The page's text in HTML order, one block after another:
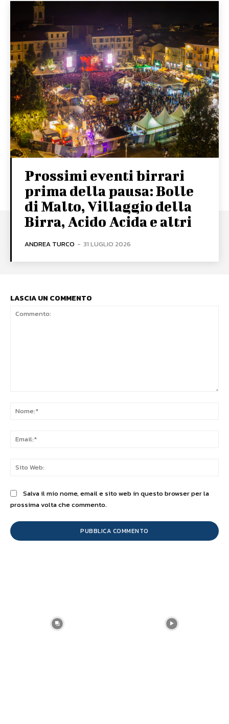
Prossimi eventi birrari
prima della pausa: Bolle
di Malto, Villaggio della
Birra, Acido Acida e altri
ANDREA TURCO - 31 LUGLIO 2026
LASCIA UN COMMENTO
Salva il mio nome, email e sito web in questo browser per la
prossima volta che commento.